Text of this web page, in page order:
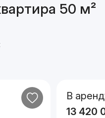
50 м²
В
13 420